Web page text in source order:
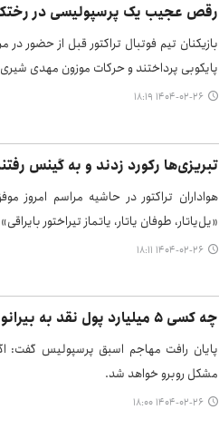
رقص عجیب یک پرسپولیسی در
بازیکنان تیم فوتبال تراکتور قبل از
پایکوبی پرداختند و حرکات موزون مهدی
۱۴۰۴-۰۲-۲۶ ۱۸:۱۹
تبریزی‌ها رکورد زدند و به گینس
«یل‌یاتار، طوفان یاتار، یاتماز تیراختور
۱۴۰۴-۰۲-۲۶ ۱۸:۱۱
چه کسی ۵ میلیارد پول نقد به بیرانوند داد؟
پایان رافت مهاجم اسبق پرسپولیس گفت:
مشکل روبرو خواهد شد.
۱۴۰۴-۰۲-۲۶ ۱۸:۰۰